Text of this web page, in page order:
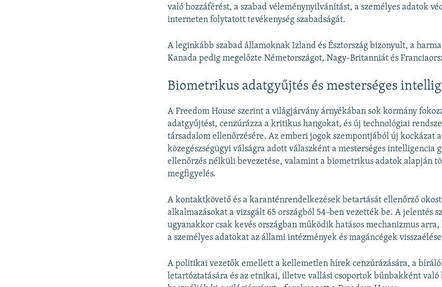
való hozzáférést, a szabad véleménynyilvánítást, a személyes adatok
interneten folytatott tevékenység szabadságát.
A leginkább szabad államoknak Izland és Észtország bizonyult, a
Kanada pedig megelőzte Németországot, Nagy-Britanniát és
Biometrikus adatgyűjtés és mesterséges
A Freedom House szerint a világjárvány árnyékában sok kormány
adatgyűjtést, cenzúrázza a kritikus hangokat, és új technológiai
társadalom ellenőrzésére. Az emberi jogok szempontjából új kockázat a
közegészségügyi válságra adott válaszként a mesterséges intelligencia
ellenőrzés nélküli bevezetése, valamint a biometrikus adatok alapján
megfigyelés.
A kontaktkövető és a karanténrendelkezések betartását ellenőrző
alkalmazásokat a vizsgált 65 országból 54-ben vezették be. A jelentés
ugyanakkor csak kevés országban működik hatásos mechanizmus
a személyes adatokat az állami intézmények és magáncégek
A politikai vezetők emellett a kellemetlen hírek cenzúrázására, a
letartóztatására és az etnikai, illetve vallási csoportok bűnbakként való